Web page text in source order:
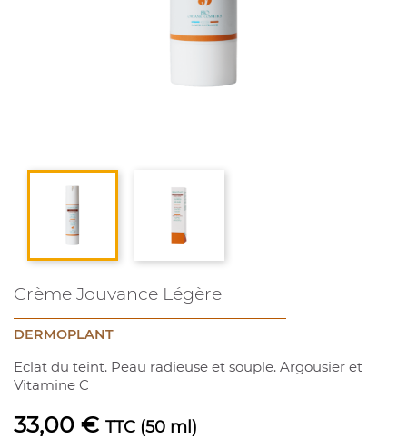
Crème Jouvance Légère
DERMOPLANT
Eclat du teint. Peau radieuse et souple. Argousier et
Vitamine C
33,00 € TTC (50 ml)